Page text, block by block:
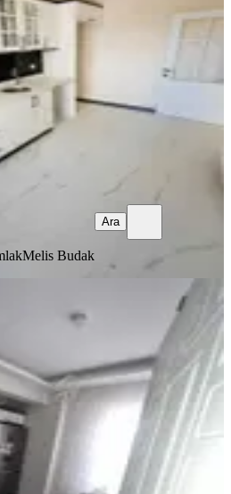
·2. Kat 05.08.2026
₺
Melis Budak
Ara
Satılık
Ma Geniş Ve Ferah 2+1 Daire
Mahallesi
Yüksek giriş·22.07.2026
₺4.040.000 ₺